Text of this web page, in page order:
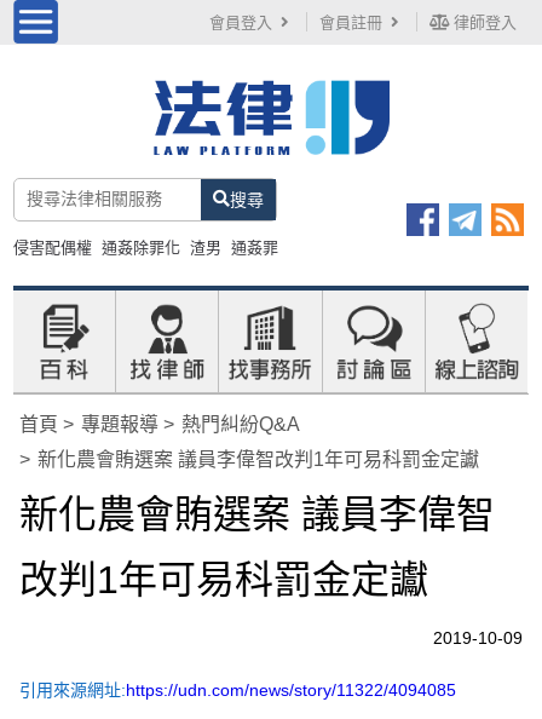
會員登入 會員註冊 律師登入
搜尋
侵害配偶權 通姦除罪化 渣男 通姦罪
首頁 專題報導
熱門糾紛Q&A
新化農會賄選案 議員李偉智改判1年可易科罰金定讞
新化農會賄選案 議員李偉智
改判1年可易科罰金定讞
2019-10-09
引用來源網址:https://udn.com/news/story/11322/4094085